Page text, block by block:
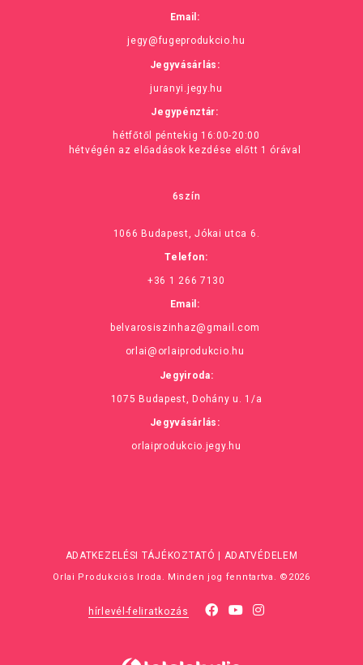
Email:
jegy@fugeprodukcio.hu
Jegyvásárlás:
juranyi.jegy.hu
Jegypénztár:
hétfőtől péntekig 16:00-20:00
hétvégén az előadások kezdése előtt 1 órával
6szín
1066 Budapest, Jókai utca 6.
Telefon:
+36 1 266 7130
Email:
belvarosiszinhaz@gmail.com
orlai@orlaiprodukcio.hu
Jegyiroda:
1075 Budapest, Dohány u. 1/a
Jegyvásárlás:
orlaiprodukcio.jegy.hu
ADATKEZELÉSI TÁJÉKOZTATÓ ADATVÉDELEM
Orlai Produkciós Iroda. Minden jog fenntartva. ©2026
hírlevél-feliratkozás